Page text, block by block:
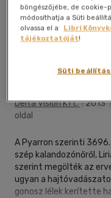
Delta Vision Kft.|2013
oldal
A Pyarron szerinti
szép kalandozónőről,
szerint megölték az
ugyan a
gonosz lélek kerítette
böngészőjébe, de cookie-
módosíthatja a Süti
olvassa el a
Libri
tájékoztatóját!
Süti